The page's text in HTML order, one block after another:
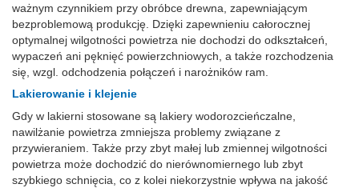
ważnym czynnikiem przy obróbce drewna, zapewniającym
bezproblemową produkcję. Dzięki zapewnieniu całorocznej
optymalnej wilgotności powietrza nie dochodzi do odkształceń,
wypaczeń ani pęknięć powierzchniowych, a także rozchodzenia
się, wzgl. odchodzenia połączeń i narożników ram.
Lakierowanie i klejenie
Gdy w lakierni stosowane są lakiery wodorozcieńczalne,
nawilżanie powietrza zmniejsza problemy związane z
przywieraniem. Także przy zbyt małej lub zmiennej wilgotności
powietrza może dochodzić do nierównomiernego lub zbyt
szybkiego schnięcia, co z kolei niekorzystnie wpływa na jakość